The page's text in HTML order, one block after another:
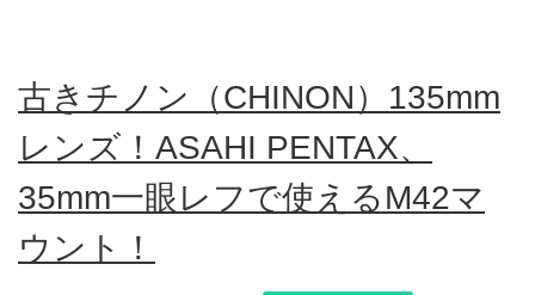
古きチノン（CHINON）135mm
レンズ！ASAHI PENTAX、
35mm一眼レフで使えるM42マ
ウント！